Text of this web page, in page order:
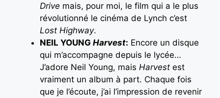
Drive mais, pour moi, le film qui a le plus
révolutionné le cinéma de Lynch c’est
Lost Highway.
NEIL YOUNG Harvest: Encore un disque
qui m’accompagne depuis le lycée…
J’adore Neil Young, mais Harvest est
vraiment un album à part. Chaque fois
que je l’écoute, j’ai l’impression de revenir